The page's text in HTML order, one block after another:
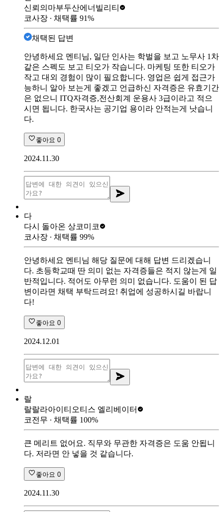
신뢰의마부두산에너빌리티
코사장 ∙ 채택률 91%
채택된 답변
안녕하세요 멘티님, 일단 인사는 학벌을 보고 노무사 1차
같은 스펙도 보고 티오가 작습니다. 마케팅 또한 티오가
작고 대외 경험이 많이 필요합니다. 영업은 쉽게 접근가
능하니 알아 보는게 좋겠고 언급하신 자격증은 유효기간
은 없으니 ITQ자격증,전산회계 운용사 3급이라고 적으
시면 됩니다. 한국사는 공기업 용이라 안적는게 낫습니
다.
좋아요 0
2024.11.30
다
다시 돌아온 상코미코
코사장 ∙ 채택률 99%
안녕하세요 멘티님 해당 질문에 대해 답변 드리겠습니
다. 초등학교때 딴 의미 없는 자격증들은 적지 않는게 일
반적입니다. 적어도 아무런 의미 없습니다. 도움이 된 답
변이라면 채택 부탁드려요! 취업에 성공하시길 바랍니
다!
좋아요 0
2024.12.01
랄
랄랄라아이티 오티스 엘리베이터
코전무 ∙ 채택률 100%
큰 메리트 없어요. 직무와 무관한 자격증은 도움 안됩니
다. 저라면 안 넣을 것 같습니다.
좋아요 0
2024.11.30